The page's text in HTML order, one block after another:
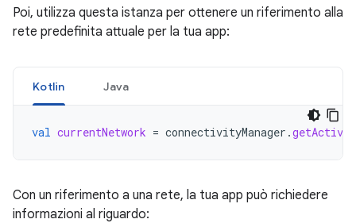
Poi, utilizza questa istanza per ottenere un riferimento alla
rete predefinita attuale per la tua app:
Kotlin Java
val currentNetwork = connectivityManager .
Con un riferimento a una rete, la tua app può richiedere
informazioni al riguardo: